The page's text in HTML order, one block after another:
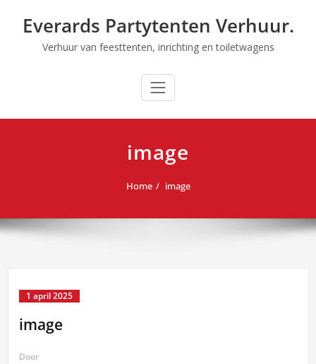
Everards Partytenten Verhuur.
Verhuur van feesttenten, inrichting en toiletwagens
image
Home image
1 april 2025
image
Door